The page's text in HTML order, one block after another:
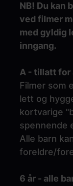
NB! Du kan
ved filmer
med gyldig
inngang.
A - tillatt for
Filmer som
lett og
kortvarige
spennende
Alle barn
foreldre/
6 år - alle